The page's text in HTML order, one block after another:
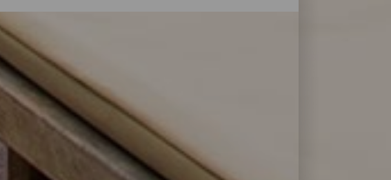
dziką przyrodą i z wszelkimi usługami i
dla każdego turysty. Znajdź idealne rozwiązanie, aby
dni, korzystając z naszej listy najlepszych obiektów